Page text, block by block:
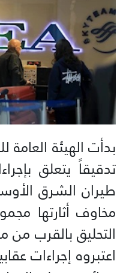
بدأت الهيئة
تدقيقاً يتعلق
طيران الشرق
مخاوف أثارتها
التحليق بالقرب من
اعتبروه إجراءات